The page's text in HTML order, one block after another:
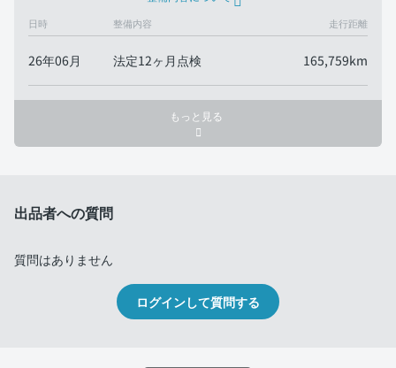
日時 整備内容 走行距離
26年06月 法定12ヶ月点検 165,759km
もっと見る
出品者への質問
質問はありません
ログインして質問する